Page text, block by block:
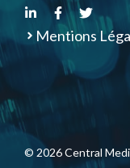
Mentions
© 2026 Central